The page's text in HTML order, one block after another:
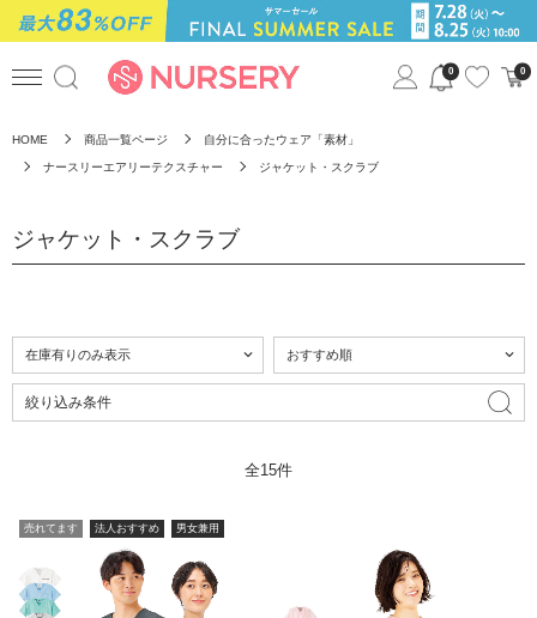
0 0
HOME 商品一覧ページ 自分に合ったウェア「素材」
ナースリーエアリーテクスチャー ジャケット・スクラブ
ジャケット・スクラブ
絞り込み条件
全15件
売れてます 法人おすすめ 男女兼用